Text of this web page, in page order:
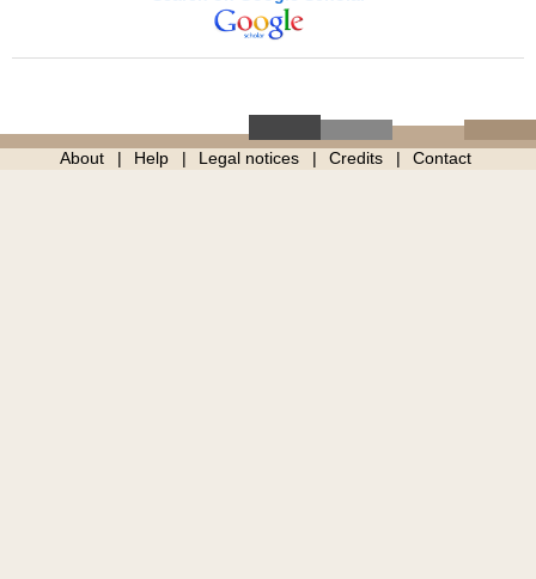
About Help Legal notices Credits Contact